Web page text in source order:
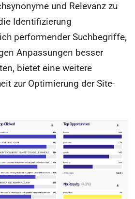
und Relevanz zu
Identifizierung
performender Suchbegriffe,
Anpassungen besser
bietet eine weitere
zur Optimierung der Site-